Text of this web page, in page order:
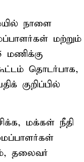
நாளை
மற்றும்
மணிக்கு
தொடர்பாக,
குறிப்பில்
மக்கள் நீதி
தலைவர்